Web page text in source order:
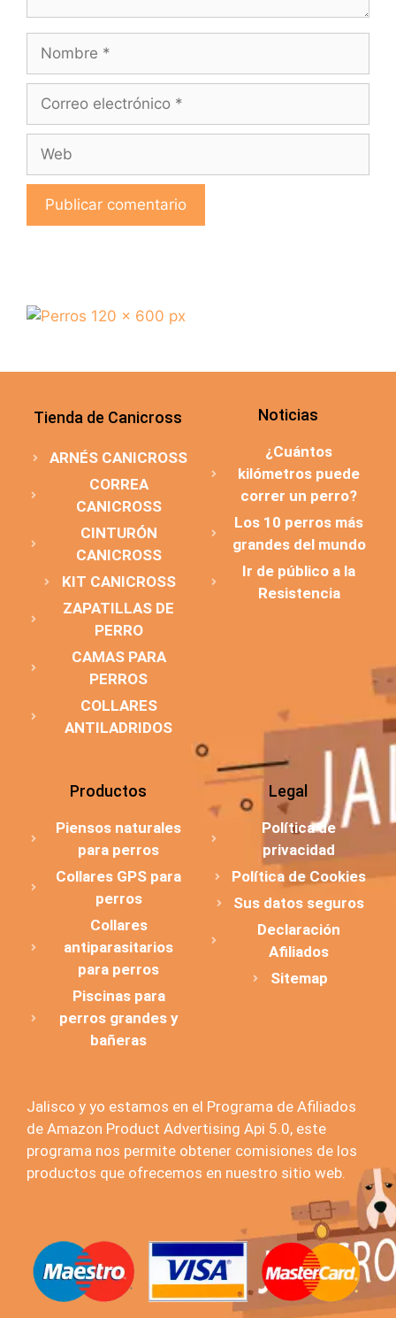
Tienda de Canicross
ARNÉS CANICROSS
CORREA
CANICROSS
CINTURÓN
CANICROSS
KIT CANICROSS
ZAPATILLAS DE
PERRO
CAMAS PARA
PERROS
COLLARES
ANTILADRIDOS
Noticias
¿Cuántos
kilómetros puede
correr un perro?
Los 10 perros más
grandes del mundo
Ir de público a la
Resistencia
Productos
Piensos naturales
para perros
Collares GPS para
perros
Collares
antiparasitarios
para perros
Piscinas para
perros grandes y
bañeras
Legal
Política de
privacidad
Política de Cookies
Sus datos seguros
Declaración
Afiliados
Sitemap
Jalisco y yo estamos en el Programa de Afiliados
de Amazon Product Advertising Api 5.0, este
programa nos permite obtener comisiones de los
productos que ofrecemos en nuestro sitio web.